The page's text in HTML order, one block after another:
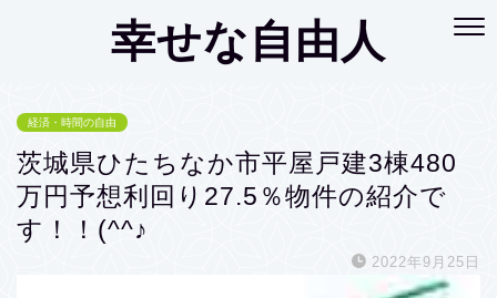
幸せな自由人
経済・時間の自由
茨城県ひたちなか市平屋戸建3棟480
万円予想利回り27.5％物件の紹介で
す！！(^^♪
2022年9月25日